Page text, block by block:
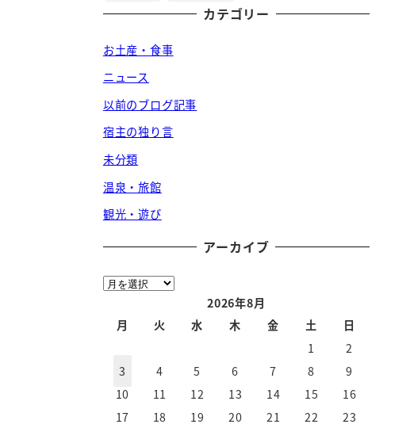
カテゴリー
お土産・食事
ニュース
以前のブログ記事
宿主の独り言
未分類
温泉・旅館
観光・遊び
アーカイブ
ア
2026年8月
月
火 水 木 金 土
日
1
2
3
4 5 6 7 8
9
10
11 12 13 14 15
16
17
18 19 20 21 22 23